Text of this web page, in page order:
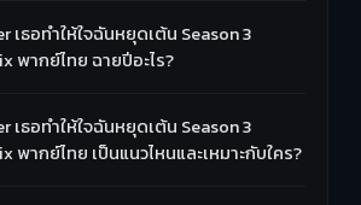
เธอทำให้ใจฉันหยุดเต้น Season 3
พากย์ไทย ฉายปีอะไร?
เธอทำให้ใจฉันหยุดเต้น Season 3
พากย์ไทย เป็นแนวไหนและเหมาะกับใคร?